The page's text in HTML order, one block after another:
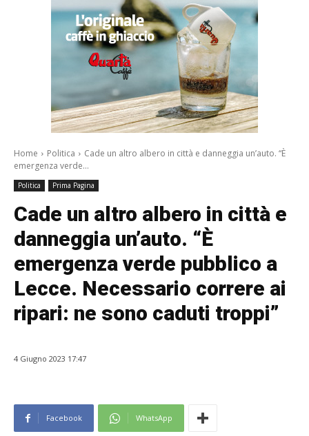
Home Politica
Cade un altro albero in città e danneggia un’auto. “È
emergenza verde...
Politica Prima Pagina
Cade un altro albero in città e
danneggia un’auto. “È
emergenza verde pubblico a
Lecce. Necessario correre ai
ripari: ne sono caduti troppi”
4 Giugno 2023 17:47
Facebook WhatsApp